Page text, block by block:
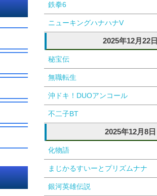
鉄拳6
ニューキングハナハナV
2025年12月22日
秘宝伝
無職転生
沖ドキ！DUOアンコール
不二子BT
2025年12月8日
化物語
まじかるすいーとプリズムナナ
銀河英雄伝説